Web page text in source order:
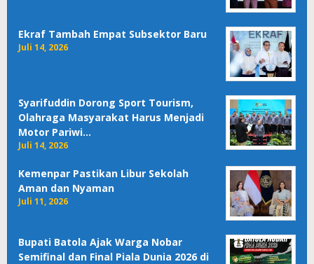
Ekraf Tambah Empat Subsektor Baru
Juli 14, 2026
Syarifuddin Dorong Sport Tourism,
Olahraga Masyarakat Harus Menjadi
Motor Pariwi…
Juli 14, 2026
Kemenpar Pastikan Libur Sekolah
Aman dan Nyaman
Juli 11, 2026
Bupati Batola Ajak Warga Nobar
Semifinal dan Final Piala Dunia 2026 di